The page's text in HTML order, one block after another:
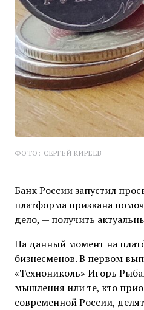
ФОТО: СЕРГЕЙ КИРЕЕВ
Банк России запустил
платформа призвана
дело, — получить
На данный момент на
бизнесменов. В первом
«Технониколь» Игорь
мышления или те, кто
современной России,